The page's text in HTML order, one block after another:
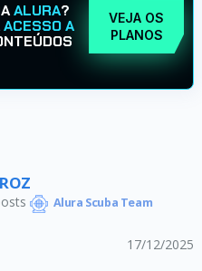
ALURA?
ACESSO A
VEJA OS
PLANOS
Alura Scuba Team
17/12/2025